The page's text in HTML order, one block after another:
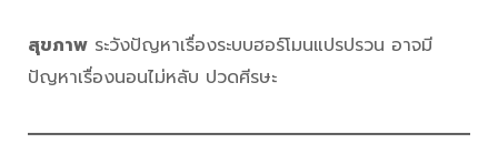
สุขภาพ ระวังปัญหาเรื่องระบบฮอร์โมนแปรปรวน อาจมี
ปัญหาเรื่องนอนไม่หลับ ปวดศีรษะ